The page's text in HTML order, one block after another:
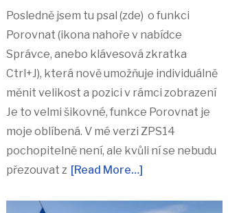
Posledně jsem tu psal (zde) o funkci
Porovnat (ikona nahoře v nabídce
Správce, anebo klávesová zkratka
Ctrl+J), která nově umožňuje individuálně
měnit velikost a pozici v rámci zobrazení
Je to velmi šikovné, funkce Porovnat je
moje oblíbená. V mé verzi ZPS14
pochopitelně není, ale kvůli ní se nebudu
přezouvat z [Read More…]